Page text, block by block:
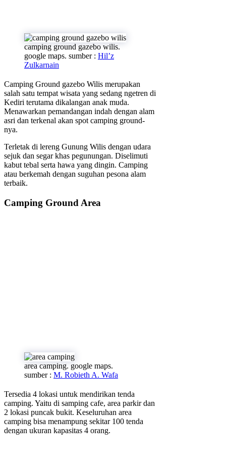
camping ground gazebo wilis.
google maps. sumber : Hil’z
Zulkarnain
Camping Ground gazebo Wilis merupakan
salah satu tempat wisata yang sedang ngetren di
Kediri terutama dikalangan anak muda.
Menawarkan pemandangan indah dengan alam
asri dan terkenal akan spot camping ground-
nya.
Terletak di lereng Gunung Wilis dengan udara
sejuk dan segar khas pegunungan. Diselimuti
kabut tebal serta hawa yang dingin. Camping
atau berkemah dengan suguhan pesona alam
terbaik.
Camping Ground Area
area camping. google maps.
sumber : M. Robieth A. Wafa
Tersedia 4 lokasi untuk mendirikan tenda
camping. Yaitu di samping cafe, area parkir dan
2 lokasi puncak bukit. Keseluruhan area
camping bisa menampung sekitar 100 tenda
dengan ukuran kapasitas 4 orang.